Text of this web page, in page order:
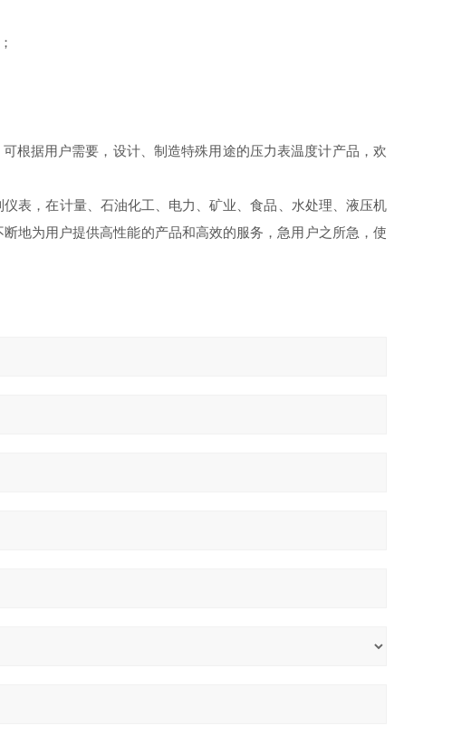
根据用户需要，设计、制造特殊用途的压力表温度计产品，欢
表，在计量、石油化工、电力、矿业、食品、水处理、液压机
地为用户提供高性能的产品和高效的服务，急用户之所急，使